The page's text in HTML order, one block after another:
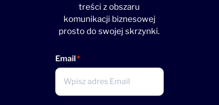
treści z obszaru
komunikacji biznesowej
prosto do swojej skrzynki.
Email